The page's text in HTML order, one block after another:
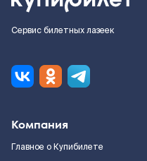
Сервис билетных лазеек
Компания
Главное о Купибилете